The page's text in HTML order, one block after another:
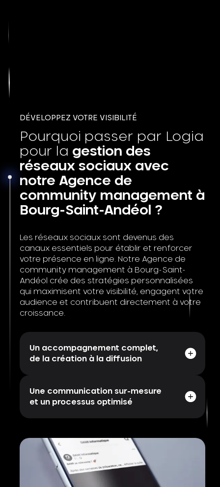
DÉVELOPPEZ VOTRE VISIBILITÉ
Pourquoi passer par Logia
pour la gestion des
réseaux sociaux avec
notre Agence de
community management à
Bourg-Saint-Andéol ?
Les réseaux sociaux sont devenus des
canaux essentiels pour établir et renforcer
votre présence en ligne. Notre Agence de
community management à Bourg-Saint-
Andéol crée des stratégies personnalisées
qui maximisent votre visibilité, engagent votre
audience et contribuent directement à votre
croissance.
Un accompagnement complet,
de la création à la diffusion
Une communication sur-mesure
et un processus optimisé